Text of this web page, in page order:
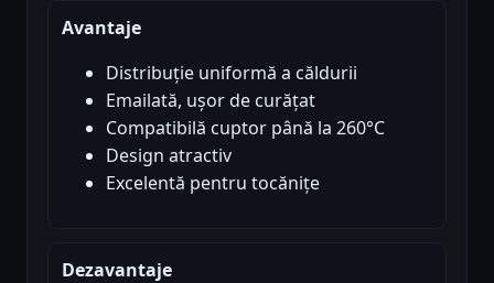
Avantaje
Distribuție uniformă a căldurii
Emailată, ușor de curățat
Compatibilă cuptor până la 260°C
Design atractiv
Excelentă pentru tocănițe
Dezavantaje